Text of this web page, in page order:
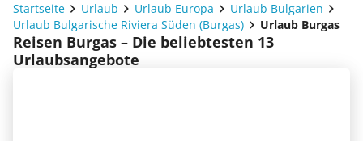
Startseite Urlaub Urlaub Europa
Urlaub Bulgarien
Urlaub Bulgarische Riviera Süden (Burgas)
Urlaub Burgas
Reisen Burgas – Die beliebtesten 13
Urlaubsangebote